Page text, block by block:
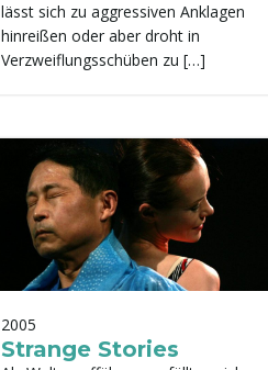
lässt sich zu aggressiven Anklagen
hinreißen oder aber droht in
Verzweiflungsschüben zu […]
2005
Strange Stories